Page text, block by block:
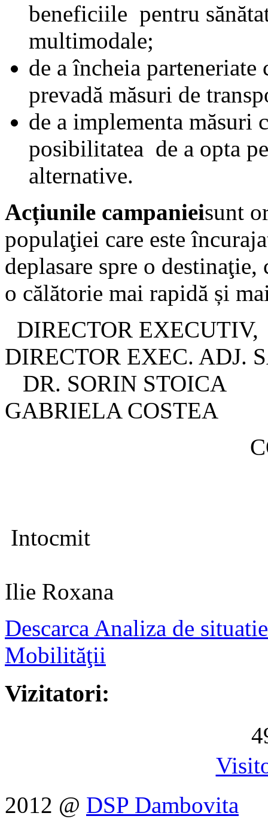
beneficiile pentru
multimodale;
de a încheia
prevadă măsuri de
de a implementa măsuri
posibilitatea de a opta
alternative.
Acțiunile campanieisunt
populaţiei care este
deplasare spre o
o călătorie mai rapidă și
DIRECTOR
DIRECTOR EXEC. ADJ.
DR.
GABRIELA COSTEA
Intocmit
Ilie Roxana
Descarca Analiza de
Mobilităţii
Vizitatori:
4
2012 @ DSP Dambovita